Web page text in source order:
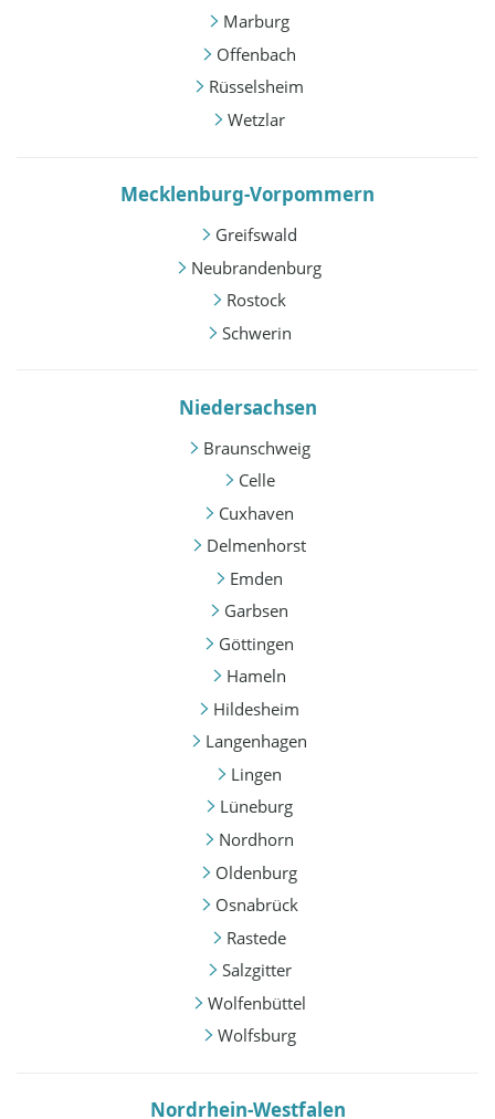
Marburg
Offenbach
Rüsselsheim
Wetzlar
Mecklenburg-Vorpommern
Greifswald
Neubrandenburg
Rostock
Schwerin
Niedersachsen
Braunschweig
Celle
Cuxhaven
Delmenhorst
Emden
Garbsen
Göttingen
Hameln
Hildesheim
Langenhagen
Lingen
Lüneburg
Nordhorn
Oldenburg
Osnabrück
Rastede
Salzgitter
Wolfenbüttel
Wolfsburg
Nordrhein-Westfalen